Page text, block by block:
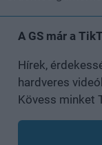
A GS már a
Hírek,
hardveres
Kövess minket